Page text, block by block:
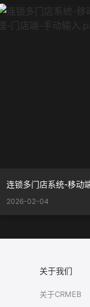
2026-02-04
关于我们
关于CRMEB